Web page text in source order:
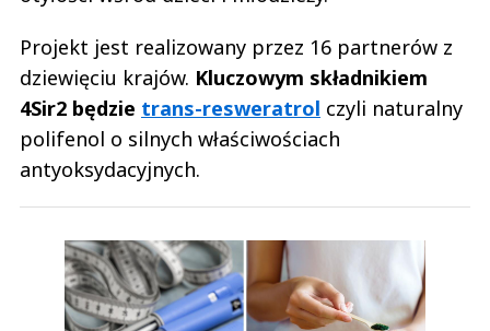
Projekt jest realizowany przez 16 partnerów z
dziewięciu krajów. Kluczowym składnikiem
4Sir2 będzie trans-resweratrol czyli naturalny
polifenol o silnych właściwościach
antyoksydacyjnych.